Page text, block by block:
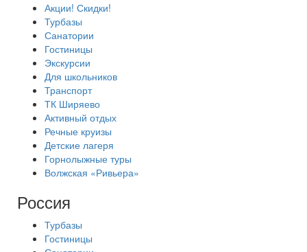
Акции! Скидки!
Турбазы
Санатории
Гостиницы
Экскурсии
Для школьников
Транспорт
ТК Ширяево
Активный отдых
Речные круизы
Детские лагеря
Горнолыжные туры
Волжская «Ривьера»
Россия
Турбазы
Гостиницы